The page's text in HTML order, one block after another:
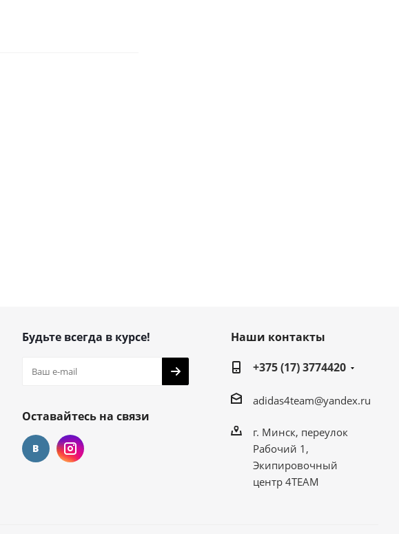
Будьте всегда в курсе!
Оставайтесь на связи
Наши контакты
+375 (17) 3774420
adidas4team@yandex.ru
г. Минск, переулок
Рабочий 1,
Экипировочный
центр 4TEAM